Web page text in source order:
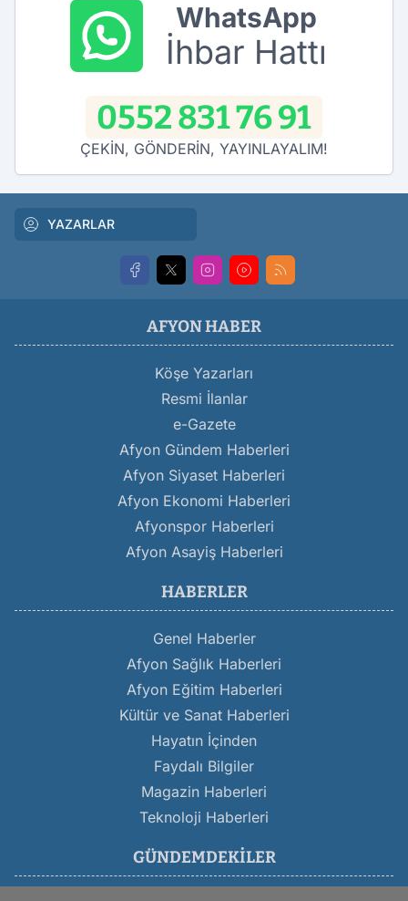
WhatsApp
İhbar Hattı
0552 831 76 91
ÇEKİN, GÖNDERİN, YAYINLAYALIM!
YAZARLAR
AFYON HABER
Köşe Yazarları
Resmi İlanlar
e-Gazete
Afyon Gündem Haberleri
Afyon Siyaset Haberleri
Afyon Ekonomi Haberleri
Afyonspor Haberleri
Afyon Asayiş Haberleri
HABERLER
Genel Haberler
Afyon Sağlık Haberleri
Afyon Eğitim Haberleri
Kültür ve Sanat Haberleri
Hayatın İçinden
Faydalı Bilgiler
Magazin Haberleri
Teknoloji Haberleri
GÜNDEMDEKILER